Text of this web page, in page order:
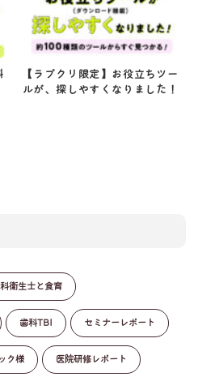
【ラプクリ限定】お役立ちツー
ルが、探しやすくなりました！
衛生士と食育
歯科TBI セミナーレポート
ク様 医院研修レポート